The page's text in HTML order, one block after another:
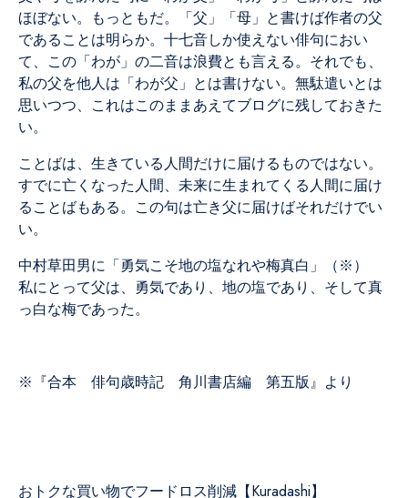
ほぼない。もっともだ。「父」「母」と書けば作者の父
であることは明らか。十七音しか使えない俳句におい
て、この「わが」の二音は浪費とも言える。それでも、
私の父を他人は「わが父」とは書けない。無駄遣いとは
思いつつ、これはこのままあえてブログに残しておきた
い。
ことばは、生きている人間だけに届けるものではない。
すでに亡くなった人間、未来に生まれてくる人間に届け
ることばもある。この句は亡き父に届けばそれだけでい
い。
中村草田男に「勇気こそ地の塩なれや梅真白」（※）
私にとって父は、勇気であり、地の塩であり、そして真
っ白な梅であった。
※『合本 俳句歳時記 角川書店編 第五版』より
おトクな買い物でフードロス削減【Kuradashi】